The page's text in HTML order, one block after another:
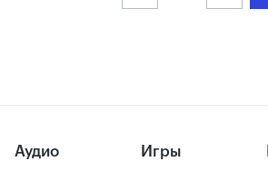
Аудио Игры